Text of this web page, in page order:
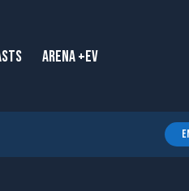
ARENA +EV